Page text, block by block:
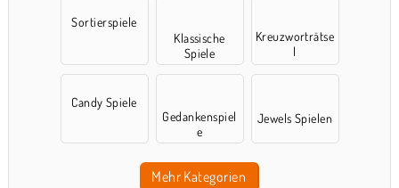
Sortierspiele
Klassische
Spiele
Kreuzworträtse
l
Candy Spiele
Gedankenspiel
e
Jewels Spielen
Mehr Kategorien